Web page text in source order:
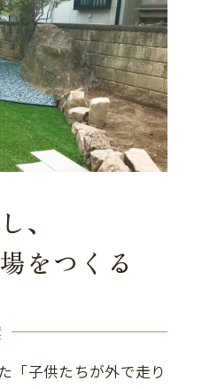
、
をつくる
「子供たちが外で走り